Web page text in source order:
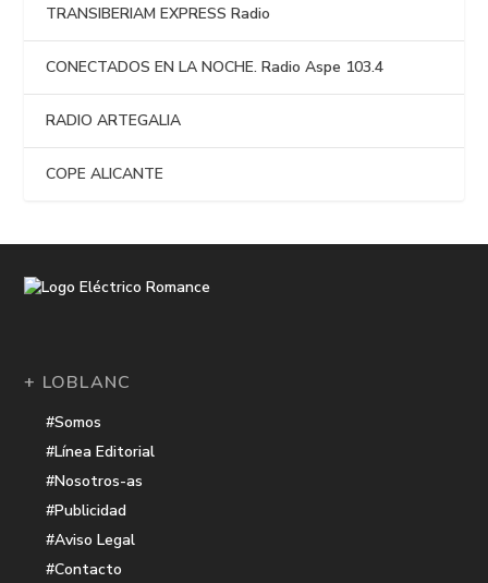
TRANSIBERIAM EXPRESS Radio
CONECTADOS EN LA NOCHE. Radio Aspe 103.4
RADIO ARTEGALIA
COPE ALICANTE
+ LOBLANC
#Somos
#Línea Editorial
#Nosotros-as
#Publicidad
#Aviso Legal
#Contacto